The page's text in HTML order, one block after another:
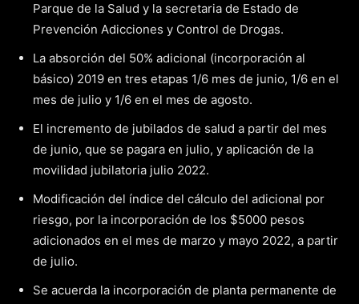
Parque de la Salud y la secretaria de Estado de
Prevención Adicciones y Control de Drogas.
La absorción del 50% adicional (incorporación al
básico) 2019 en tres etapas 1/6 mes de junio, 1/6 en el
mes de julio y 1/6 en el mes de agosto.
El incremento de jubilados de salud a partir del mes
de junio, que se pagara en julio, y aplicación de la
movilidad jubilatoria julio 2022.
Modificación del índice del cálculo del adicional por
riesgo, por la incorporación de los $5000 pesos
adicionados en el mes de marzo y mayo 2022, a partir
de julio.
Se acuerda la incorporación de planta permanente de